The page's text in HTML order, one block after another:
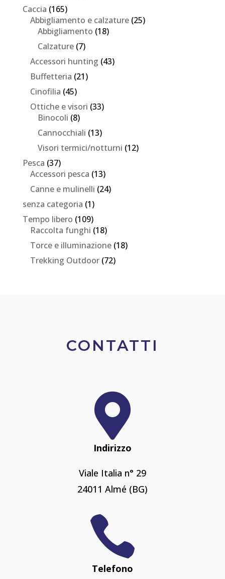
Caccia (165)
Abbigliamento e calzature (25)
Abbigliamento (18)
Calzature (7)
Accessori hunting (43)
Buffetteria (21)
Cinofilia (45)
Ottiche e visori (33)
Binocoli (8)
Cannocchiali (13)
Visori termici/notturni (12)
Pesca (37)
Accessori pesca (13)
Canne e mulinelli (24)
senza categoria (1)
Tempo libero (109)
Raccolta funghi (18)
Torce e illuminazione (18)
Trekking Outdoor (72)
CONTATTI

Indirizzo
Viale Italia n° 29
24011 Almé (BG)

Telefono